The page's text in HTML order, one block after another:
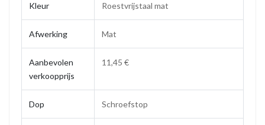
Kleur Roestvrijstaal mat
Afwerking Mat
Aanbevolen
verkoopprijs
11,45 €
Dop Schroefstop